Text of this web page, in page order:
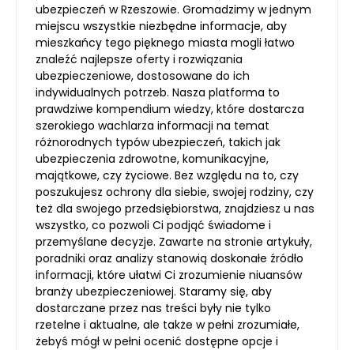
ubezpieczeń w Rzeszowie. Gromadzimy w jednym
miejscu wszystkie niezbędne informacje, aby
mieszkańcy tego pięknego miasta mogli łatwo
znaleźć najlepsze oferty i rozwiązania
ubezpieczeniowe, dostosowane do ich
indywidualnych potrzeb. Nasza platforma to
prawdziwe kompendium wiedzy, które dostarcza
szerokiego wachlarza informacji na temat
różnorodnych typów ubezpieczeń, takich jak
ubezpieczenia zdrowotne, komunikacyjne,
majątkowe, czy życiowe. Bez względu na to, czy
poszukujesz ochrony dla siebie, swojej rodziny, czy
też dla swojego przedsiębiorstwa, znajdziesz u nas
wszystko, co pozwoli Ci podjąć świadome i
przemyślane decyzje. Zawarte na stronie artykuły,
poradniki oraz analizy stanowią doskonałe źródło
informacji, które ułatwi Ci zrozumienie niuansów
branży ubezpieczeniowej. Staramy się, aby
dostarczane przez nas treści były nie tylko
rzetelne i aktualne, ale także w pełni zrozumiałe,
żebyś mógł w pełni ocenić dostępne opcje i